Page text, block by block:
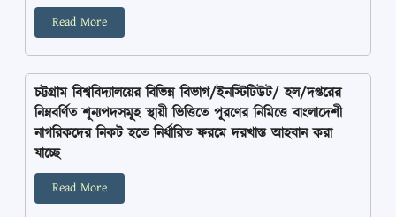
Read More
চট্টগ্রাম বিশ্ববিদ্যালয়ের বিভিন্ন বিভাগ/ইনস্টিটিউট/ হল/দপ্তরের
নিম্নবর্ণিত শূন্যপদসমূহ স্থায়ী ভিত্তিতে পূরণের নিমিত্তে বাংলাদেশী
নাগরিকদের নিকট হতে নির্ধারিত ফরমে দরখাস্ত আহবান করা
যাচ্ছে
Read More